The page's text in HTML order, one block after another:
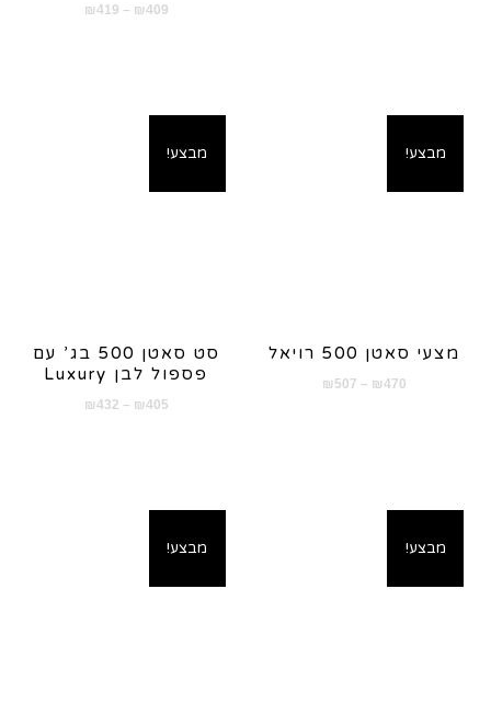
₪409
–
₪419
מבצע!
מצעי סאטן 500 רויאל
₪470
–
₪ 507
טווח
מבצע!
סט סאטן 500 בג’ עם
פספול לבן Luxury
₪405
–
₪432
מבצע! מבצע!